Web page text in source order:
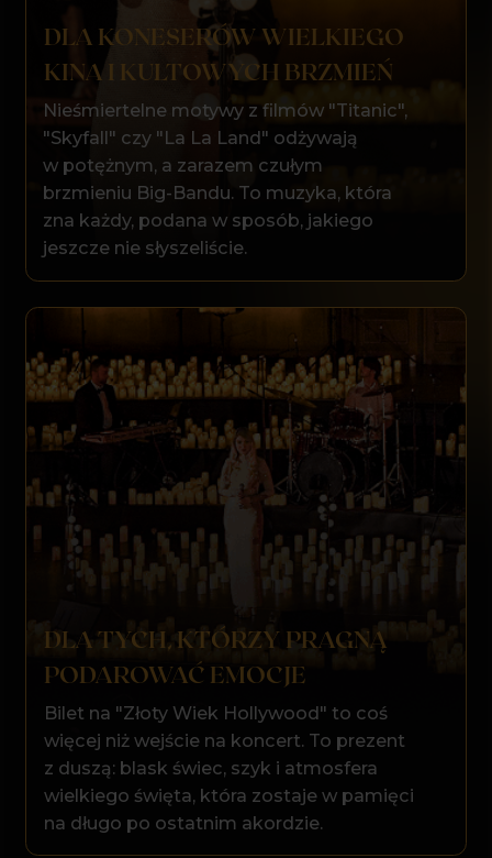
DODATKOWE
INFORMACJE
Czas trwania koncertu: ok. 80 minut
inimalny wiek uczestników: 6 lat (poniżej
16 r.ż. – wyłącznie z opiekunem)
Po rozpoczęciu koncertu wejście
na salę nie będzie możliwe
ul. Przemysłowa 9
ArtCity, Duża Sala
Konferencyjna
MIEJSCE KONCERTU